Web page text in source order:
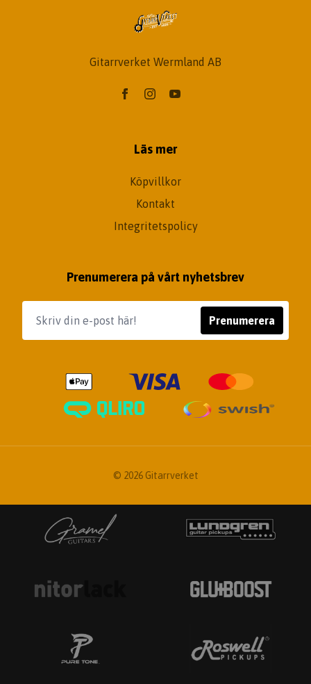
Gitarrverket Wermland AB
Läs mer
Köpvillkor
Kontakt
Integritetspolicy
Prenumerera på vårt nyhetsbrev
Prenumerera
© 2026 Gitarrverket